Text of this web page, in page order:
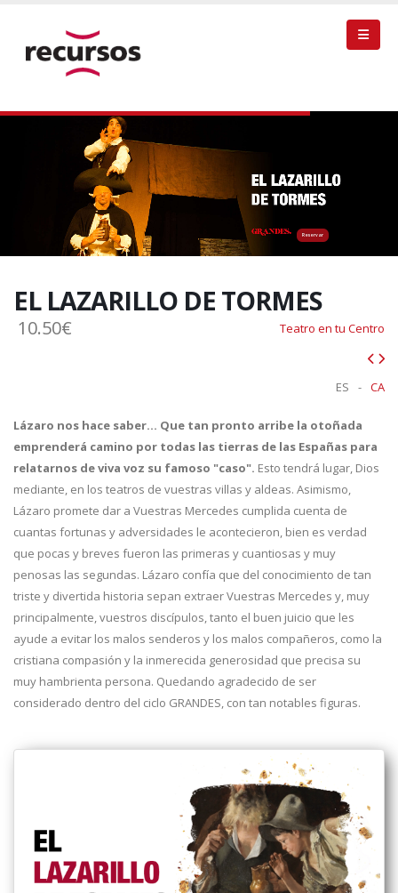
Reservar
EL LAZARILLO DE TORMES
10.50€ Teatro en tu Centro
CA
-
ES
Lázaro nos hace saber… Que tan pronto arribe la otoñada
emprenderá camino por todas las tierras de las Españas para
relatarnos de viva voz su famoso "caso". Esto tendrá lugar, Dios
mediante, en los teatros de vuestras villas y aldeas. Asimismo,
Lázaro promete dar a Vuestras Mercedes cumplida cuenta de
cuantas fortunas y adversidades le acontecieron, bien es verdad
que pocas y breves fueron las primeras y cuantiosas y muy
penosas las segundas. Lázaro confía que del conocimiento de tan
triste y divertida historia sepan extraer Vuestras Mercedes y, muy
principalmente, vuestros discípulos, tanto el buen juicio que les
ayude a evitar los malos senderos y los malos compañeros, como la
cristiana compasión y la inmerecida generosidad que precisa su
muy hambrienta persona. Quedando agradecido de ser
considerado dentro del ciclo GRANDES, con tan notables figuras.